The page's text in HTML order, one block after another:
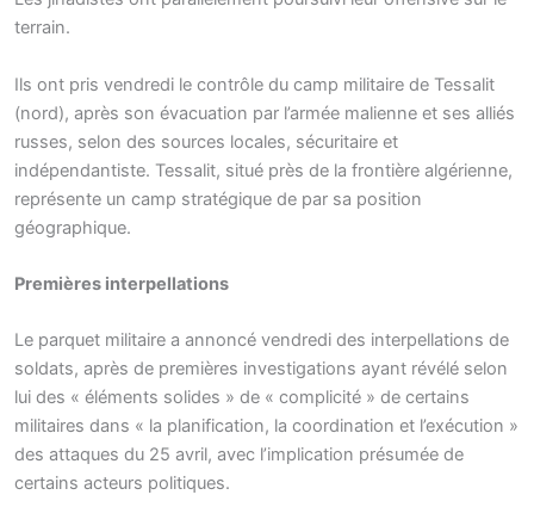
terrain.
Ils ont pris vendredi le contrôle du camp militaire de Tessalit
(nord), après son évacuation par l’armée malienne et ses alliés
russes, selon des sources locales, sécuritaire et
indépendantiste. Tessalit, situé près de la frontière algérienne,
représente un camp stratégique de par sa position
géographique.
Premières interpellations
Le parquet militaire a annoncé vendredi des interpellations de
soldats, après de premières investigations ayant révélé selon
lui des « éléments solides » de « complicité » de certains
militaires dans « la planification, la coordination et l’exécution »
des attaques du 25 avril, avec l’implication présumée de
certains acteurs politiques.